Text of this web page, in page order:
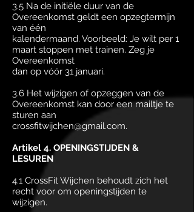
3.5 Na de initiële duur van de
Overeenkomst geldt een opzegtermijn
van één
kalendermaand. Voorbeeld: Je wilt per 1
maart stoppen met trainen. Zeg je
Overeenkomst
dan op vóór 31 januari.
3.6 Het wijzigen of opzeggen van de
Overeenkomst kan door een mailtje te
sturen aan
crossfitwijchen@gmail.com.
Artikel 4. OPENINGSTIJDEN &
LESUREN
4.1 CrossFit Wijchen behoudt zich het
recht voor om openingstijden te
wijzigen.